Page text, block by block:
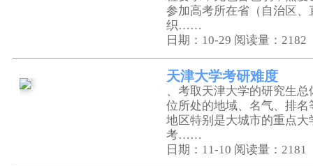
参加高考所在省（自治区
织……
日期：10-29 阅读量：2182
天津大学考研难度
、考取天津大学的研究生
位所处的地域、名气、排
地区特别是大城市的重点
考……
日期：11-10 阅读量：2181